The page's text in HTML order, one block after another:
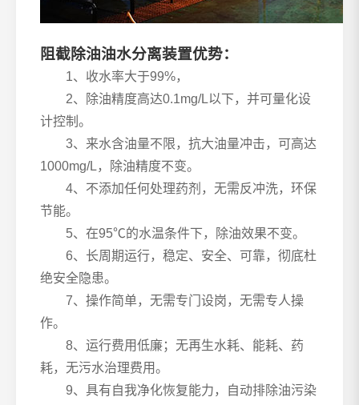
阻截除油油水分离装置优势：
1、收水率大于99%，
2、除油精度高达0.1mg/L以下，并可量化设
计控制。
3、来水含油量不限，抗大油量冲击，可高达
1000mg/L，除油精度不变。
4、不添加任何处理药剂，无需反冲洗，环保
节能。
5、在95℃的水温条件下，除油效果不变。
6、长周期运行，稳定、安全、可靠，彻底杜
绝安全隐患。
7、操作简单，无需专门设岗，无需专人操
作。
8、运行费用低廉；无再生水耗、能耗、药
耗，无污水治理费用。
9、具有自我净化恢复能力，自动排除油污染